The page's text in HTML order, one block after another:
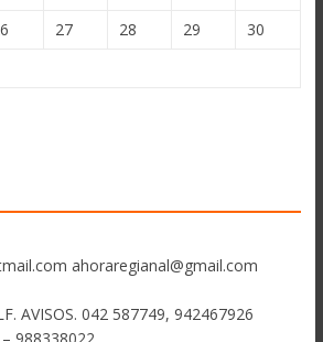
27 28 29
30
ahoraregianal@gmail.com
AVISOS. 042 587749, 942467926